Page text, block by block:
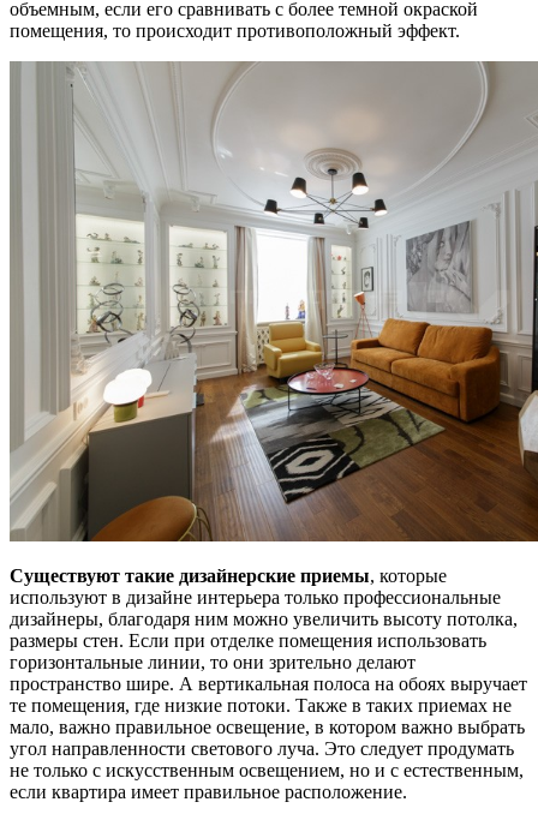
объемным, если его сравнивать с более темной окраской
помещения, то происходит противоположный эффект.
Существуют такие дизайнерские приемы, которые
используют в дизайне интерьера только профессиональные
дизайнеры, благодаря ним можно увеличить высоту потолка,
размеры стен. Если при отделке помещения использовать
горизонтальные линии, то они зрительно делают
пространство шире. А вертикальная полоса на обоях выручает
те помещения, где низкие потоки. Также в таких приемах не
мало, важно правильное освещение, в котором важно выбрать
угол направленности светового луча. Это следует продумать
не только с искусственным освещением, но и с естественным,
если квартира имеет правильное расположение.